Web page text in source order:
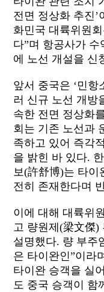
전면 정상화 추진
화민국 대륙위원
다”며 항공사가
에 노선 개설을 신
앞서 중국은 ‘민항
러 신규 노선 개방
속한 전면 정상화
회는 기존 노선과
족하고 있어 즉각
을 밝힌 바 있다.
보(許舒博)는 타이
전히 존재한다며
이에 대해 대륙위
고 량원제(梁文傑)
설명했다. 량 부주
은 타이완인”이라
타이완 승객을 실
도 중국 승객이 함